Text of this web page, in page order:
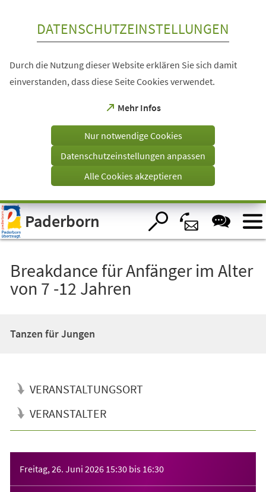
Visuelle
Assistenzsoftware
öffnen.
DATENSCHUTZEINSTELLUNGEN
Durch die Nutzung dieser Website erklären Sie sich damit
einverstanden, dass diese Seite Cookies verwendet.
Mehr Infos
(Öffnet
einem
Tab)
Nur notwendige Cookies
Datenschutzeinstellungen anpassen
Alle Cookies akzeptieren
Paderborn
Breakdance für Anfänger im Alter
von 7 -12 Jahren
Tanzen für Jungen
VERANSTALTUNGSORT
VERANSTALTER
Freitag, 26. Juni 2026 15:30 bis 16:30